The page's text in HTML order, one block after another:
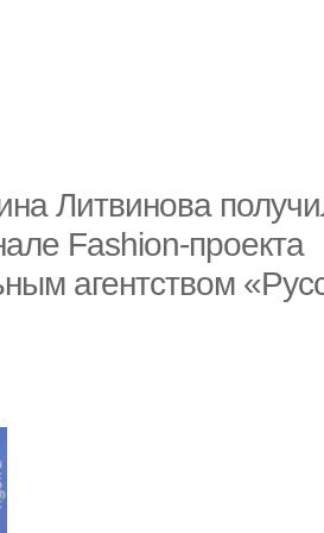
Литвинова
Fashion-проекта
агентством